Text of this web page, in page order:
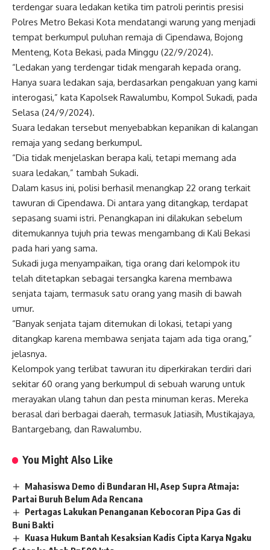
terdengar suara ledakan ketika tim patroli perintis presisi
Polres Metro Bekasi Kota mendatangi warung yang menjadi
tempat berkumpul puluhan remaja di Cipendawa, Bojong
Menteng, Kota Bekasi, pada Minggu (22/9/2024).
“Ledakan yang terdengar tidak mengarah kepada orang.
Hanya suara ledakan saja, berdasarkan pengakuan yang kami
interogasi,” kata Kapolsek Rawalumbu, Kompol Sukadi, pada
Selasa (24/9/2024).
Suara ledakan tersebut menyebabkan kepanikan di kalangan
remaja yang sedang berkumpul.
“Dia tidak menjelaskan berapa kali, tetapi memang ada
suara ledakan,” tambah Sukadi.
Dalam kasus ini, polisi berhasil menangkap 22 orang terkait
tawuran di Cipendawa. Di antara yang ditangkap, terdapat
sepasang suami istri. Penangkapan ini dilakukan sebelum
ditemukannya tujuh pria tewas mengambang di Kali Bekasi
pada hari yang sama.
Sukadi juga menyampaikan, tiga orang dari kelompok itu
telah ditetapkan sebagai tersangka karena membawa
senjata tajam, termasuk satu orang yang masih di bawah
umur.
“Banyak senjata tajam ditemukan di lokasi, tetapi yang
ditangkap karena membawa senjata tajam ada tiga orang,”
jelasnya.
Kelompok yang terlibat tawuran itu diperkirakan terdiri dari
sekitar 60 orang yang berkumpul di sebuah warung untuk
merayakan ulang tahun dan pesta minuman keras. Mereka
berasal dari berbagai daerah, termasuk Jatiasih, Mustikajaya,
Bantargebang, dan Rawalumbu.
You Might Also Like
Mahasiswa Demo di Bundaran HI, Asep Supra Atmaja:
Partai Buruh Belum Ada Rencana
Pertagas Lakukan Penanganan Kebocoran Pipa Gas di
Buni Bakti
Kuasa Hukum Bantah Kesaksian Kadis Cipta Karya Ngaku